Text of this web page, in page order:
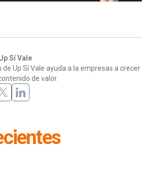
Sí Vale
de Up Sí Vale ayuda a la empresas a crecer
de valor.